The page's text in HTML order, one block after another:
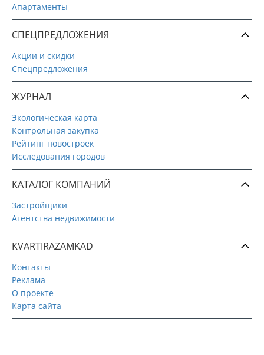
Апартаменты
СПЕЦПРЕДЛОЖЕНИЯ
Акции и скидки
Спецпредложения
ЖУРНАЛ
Экологическая карта
Контрольная закупка
Рейтинг новостроек
Исследования городов
КАТАЛОГ КОМПАНИЙ
Застройщики
Агентства недвижимости
KVARTIRAZAMKAD
Контакты
Реклама
О проекте
Карта сайта